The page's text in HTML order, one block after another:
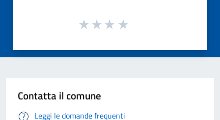
Contatta il comune
Leggi le domande frequenti